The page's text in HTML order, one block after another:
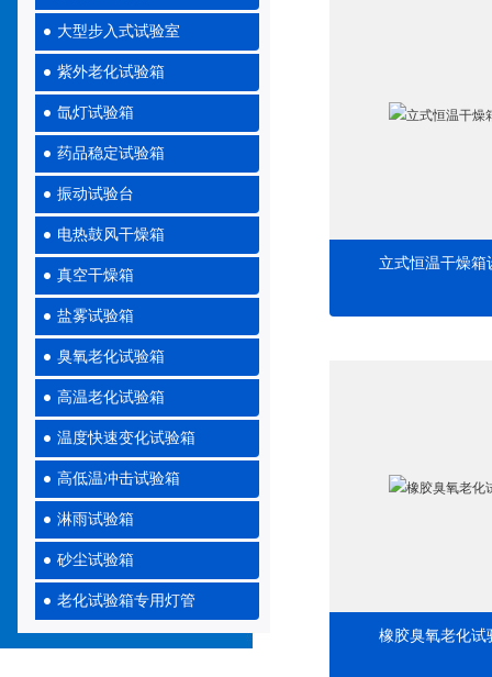
大型步入式试验室
紫外老化试验箱
氙灯试验箱
药品稳定试验箱
振动试验台
电热鼓风干燥箱
真空干燥箱
盐雾试验箱
臭氧老化试验箱
高温老化试验箱
温度快速变化试验箱
高低温冲击试验箱
淋雨试验箱
砂尘试验箱
老化试验箱专用灯管
立式恒温干燥箱
橡胶臭氧老化试